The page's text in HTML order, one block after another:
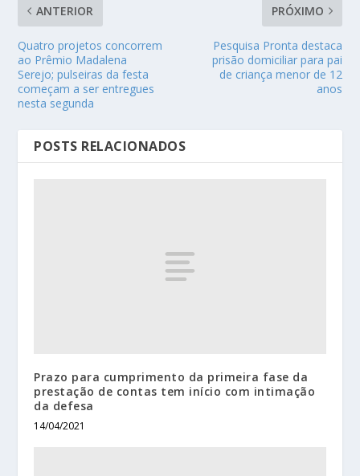
ANTERIOR
Quatro projetos concorrem
ao Prêmio Madalena
Serejo; pulseiras da festa
começam a ser entregues
nesta segunda
PRÓXIMO
Pesquisa Pronta destaca
prisão domiciliar para pai
de criança menor de 12
anos
POSTS RELACIONADOS
Prazo para cumprimento da primeira fase da
prestação de contas tem início com intimação
da defesa
14/04/2021